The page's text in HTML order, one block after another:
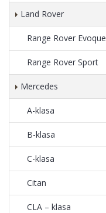
Land Rover
Range Rover Evoque
Range Rover Sport
Mercedes
A-klasa
B-klasa
C-klasa
Citan
CLA – klasa